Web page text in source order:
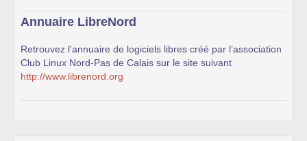
Annuaire LibreNord
Retrouvez l’annuaire de logiciels libres créé par l’association
Club Linux Nord-Pas de Calais sur le site suivant
http://www.librenord.org